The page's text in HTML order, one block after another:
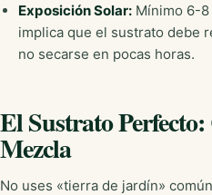
Exposición Solar:Mínimo 6-8
implica que el sustrato debe
no secarse en pocas horas.
El Sustrato
Mezcla
No uses «tierra de jardín»